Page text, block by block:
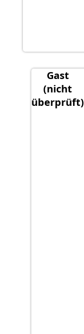
Gast
(nicht
überprüft)